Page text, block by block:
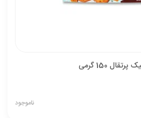
150 گرمی
ناموجود